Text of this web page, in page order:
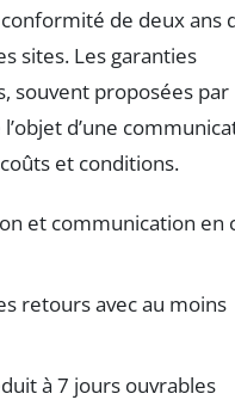
de deux ans
sites. Les garanties
souvent proposées par
d’une
et conditions.
et communication en
retours avec au moins
à 7 jours ouvrables